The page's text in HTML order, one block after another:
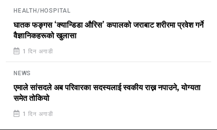
HEALTH/HOSPITAL
घातक फङ्गस ‘क्यान्डिडा औरिस’ कपालको जराबाट शरीरमा प्रवेश गर्ने
वैज्ञानिकहरूको खुलासा
1 दिन अगाडी
NEWS
एमाले सांसदले अब परिवारका सदस्यलाई स्वकीय राख्न नपाउने, योग्यता
समेत तोकियो
1 दिन अगाडी